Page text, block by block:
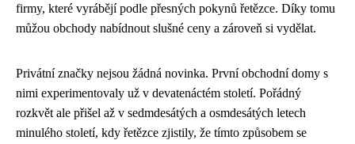
firmy, které vyrábějí podle přesných pokynů řetězce. Díky tomu
můžou obchody nabídnout slušné ceny a zároveň si vydělat.
Privátní značky nejsou žádná novinka. První obchodní domy s
nimi experimentovaly už v devatenáctém století. Pořádný
rozkvět ale přišel až v sedmdesátých a osmdesátých letech
minulého století, kdy řetězce zjistily, že tímto způsobem se